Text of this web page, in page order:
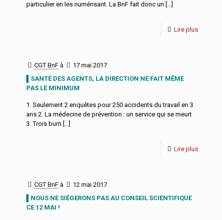
particulier en les numérisant. La BnF fait donc un […]
Lire plus
CGT BnF à
17 mai 2017
▌SANTÉ DES AGENTS, LA DIRECTION NE FAIT MÊME
PAS LE MINIMUM
1. Seulement 2 enquêtes pour 250 accidents du travail en 3
ans 2. La médecine de prévention : un service qui se meurt
3. Trois burn […]
Lire plus
CGT BnF à
12 mai 2017
▌NOUS NE SIÉGERONS PAS AU CONSEIL SCIENTIFIQUE
CE 12 MAI !